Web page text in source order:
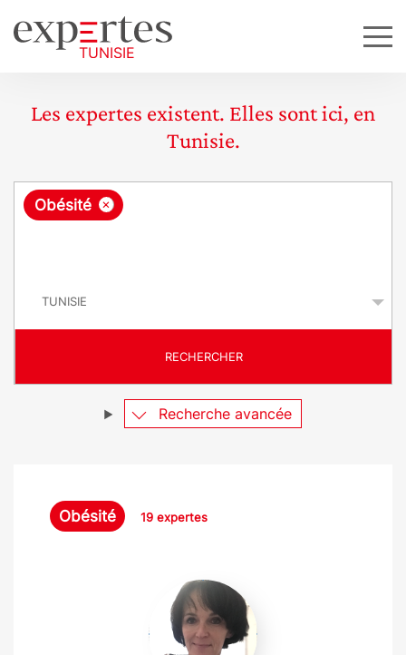
Les expertes existent. Elles sont ici, en
Tunisie.
R
ê
e
×
Obésité
RECHERCHER
Recherche avancée
Obésité 19 expertes
Marine
Friant-
Perrot